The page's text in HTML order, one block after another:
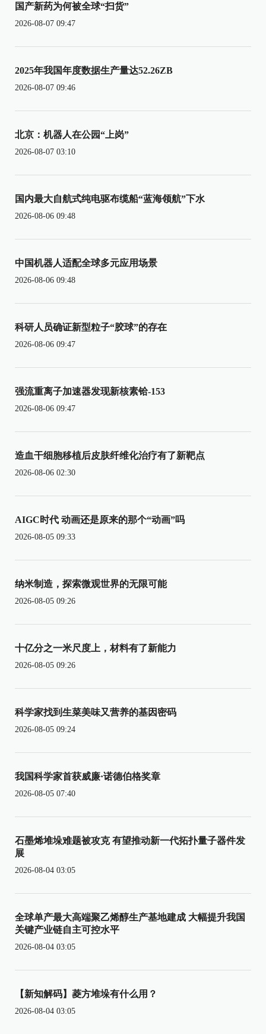
国产新药为何被全球“扫货”
2026-08-07 09:47
2025年我国年度数据生产量达52.26ZB
2026-08-07 09:46
北京：机器人在公园“上岗”
2026-08-07 03:10
国内最大自航式纯电驱布缆船“蓝海领航”下水
2026-08-06 09:48
中国机器人适配全球多元应用场景
2026-08-06 09:48
科研人员确证新型粒子“胶球”的存在
2026-08-06 09:47
强流重离子加速器发现新核素铪-153
2026-08-06 09:47
造血干细胞移植后皮肤纤维化治疗有了新靶点
2026-08-06 02:30
AIGC时代 动画还是原来的那个“动画”吗
2026-08-05 09:33
纳米制造，探索微观世界的无限可能
2026-08-05 09:26
十亿分之一米尺度上，材料有了新能力
2026-08-05 09:26
科学家找到生菜美味又营养的基因密码
2026-08-05 09:24
我国科学家首获威廉·诺德伯格奖章
2026-08-05 07:40
石墨烯堆垛难题被攻克 有望推动新一代拓扑量子器件发
展
2026-08-04 03:05
全球单产最大高端聚乙烯醇生产基地建成 大幅提升我国
关键产业链自主可控水平
2026-08-04 03:05
【新知解码】菱方堆垛有什么用？
2026-08-04 03:05